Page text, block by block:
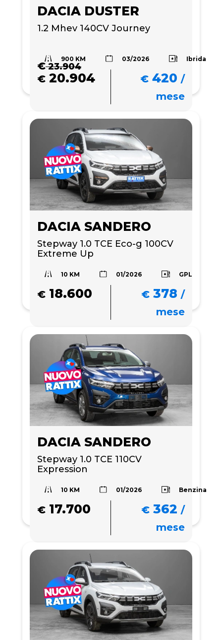
DACIA DUSTER
1.2 Mhev 140CV Journey
900 KM 03/2026 Ibrida
€23.904
€ 20.904 € 420 /
mese
DACIA SANDERO
Stepway 1.0 TCE Eco-g 100CV
Extreme Up
10 KM 01/2026 GPL
€ 18.600 € 378 /
mese
DACIA SANDERO
Stepway 1.0 TCE 110CV
Expression
10 KM 01/2026 Benzina
€ 17.700 € 362 /
mese